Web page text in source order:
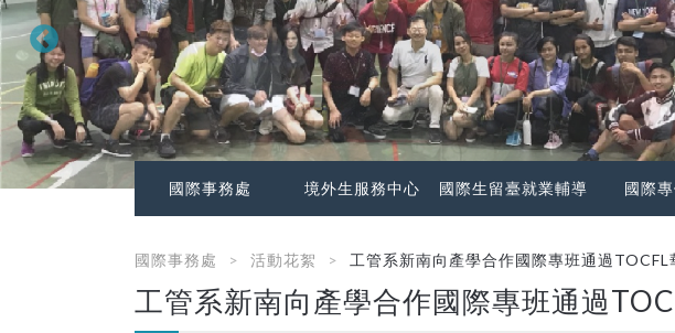
國際事務處 境外生服務中心 國際生留臺就業輔導 國際
國際事務處 活動花絮 工管系新南向產學合作國際專班通過
工管系新南向產學合作國際專班通過